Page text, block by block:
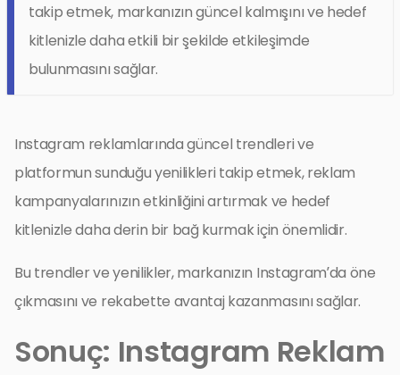
takip etmek, markanızın güncel kalmışını ve hedef
kitlenizle daha etkili bir şekilde etkileşimde
bulunmasını sağlar.
Instagram reklamlarında güncel trendleri ve
platformun sunduğu yenilikleri takip etmek, reklam
kampanyalarınızın etkinliğini artırmak ve hedef
kitlenizle daha derin bir bağ kurmak için önemlidir.
Bu trendler ve yenilikler, markanızın Instagram’da öne
çıkmasını ve rekabette avantaj kazanmasını sağlar.
Sonuç: Instagram Reklam